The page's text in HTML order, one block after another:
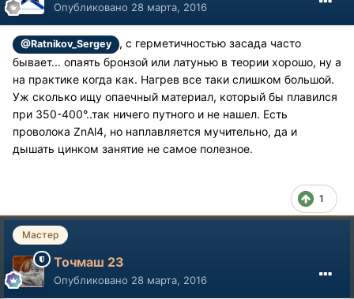
Опубликовано 28 марта, 2016
@Ratnikov_Sergey
, с герметичностью засада часто
бывает... опаять бронзой или латунью в теории хорошо, ну а
на практике когда как. Нагрев все таки слишком большой.
Уж сколько ищу опаечный материал, который бы плавился
при 350-400°..так ничего путного и не нашел. Есть
проволока ZnAl4, но наплавляется мучительно, да и
дышать цинком занятие не самое полезное.
1
Мастер
Точмаш 23
Опубликовано 28 марта, 2016